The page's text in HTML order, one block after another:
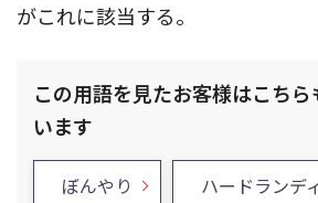
がこれに該当する。
この用語を見たお客様はこち
います
ぼんやり ハードランデ